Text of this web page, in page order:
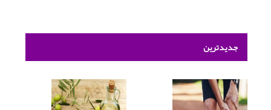
جدیدترین